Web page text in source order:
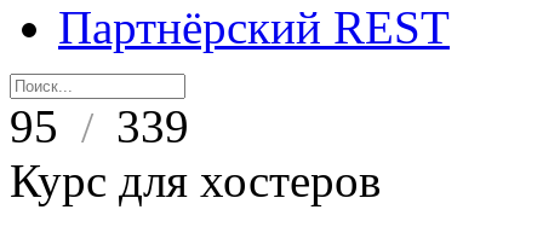
Партнёрский REST
95 / 339
Курс для хостеров